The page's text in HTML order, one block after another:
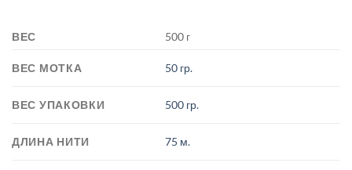
ВЕС 500 г
ВЕС МОТКА 50 гр.
ВЕС УПАКОВКИ 500 гр.
ДЛИНА НИТИ 75 м.